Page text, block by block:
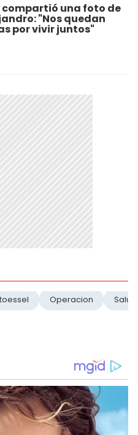
compartió una foto de
"Nos quedan
por vivir juntos"
Operacion Salud